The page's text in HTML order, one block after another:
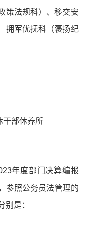
策法规科）、移交安
拥军优抚科（褒扬纪
干部休养所
年度部门决算编报
参照公务员法管理的
别是：